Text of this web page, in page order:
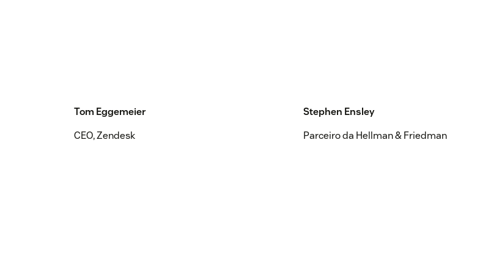
Tom Eggemeier
CEO, Zendesk
Stephen Ensley
Parceiro da Hellman & Friedman